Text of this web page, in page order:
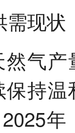
需现状
气
持